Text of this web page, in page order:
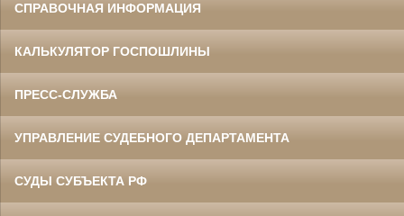
СПРАВОЧНАЯ ИНФОРМАЦИЯ
КАЛЬКУЛЯТОР ГОСПОШЛИНЫ
ПРЕСС-СЛУЖБА
УПРАВЛЕНИЕ СУДЕБНОГО ДЕПАРТАМЕНТА
СУДЫ СУБЪЕКТА РФ